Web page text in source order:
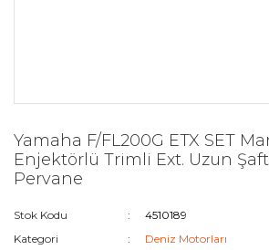
Yamaha F/FL200G ETX SET
Enjektörlü Trimli Ext. Uzun
Pervane
Stok Kodu
4510189
Kategori
Deniz Motorları